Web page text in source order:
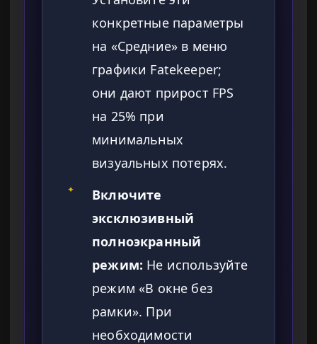
конкретные параметры
на «Средние» в меню
графики Fatekeeper;
они дают прирост FPS
на 25% при
минимальных
визуальных потерях.
✦
Включите
эксклюзивный
полноэкранный
режим: Не используйте
режим «В окне без
рамки». При
необходимости